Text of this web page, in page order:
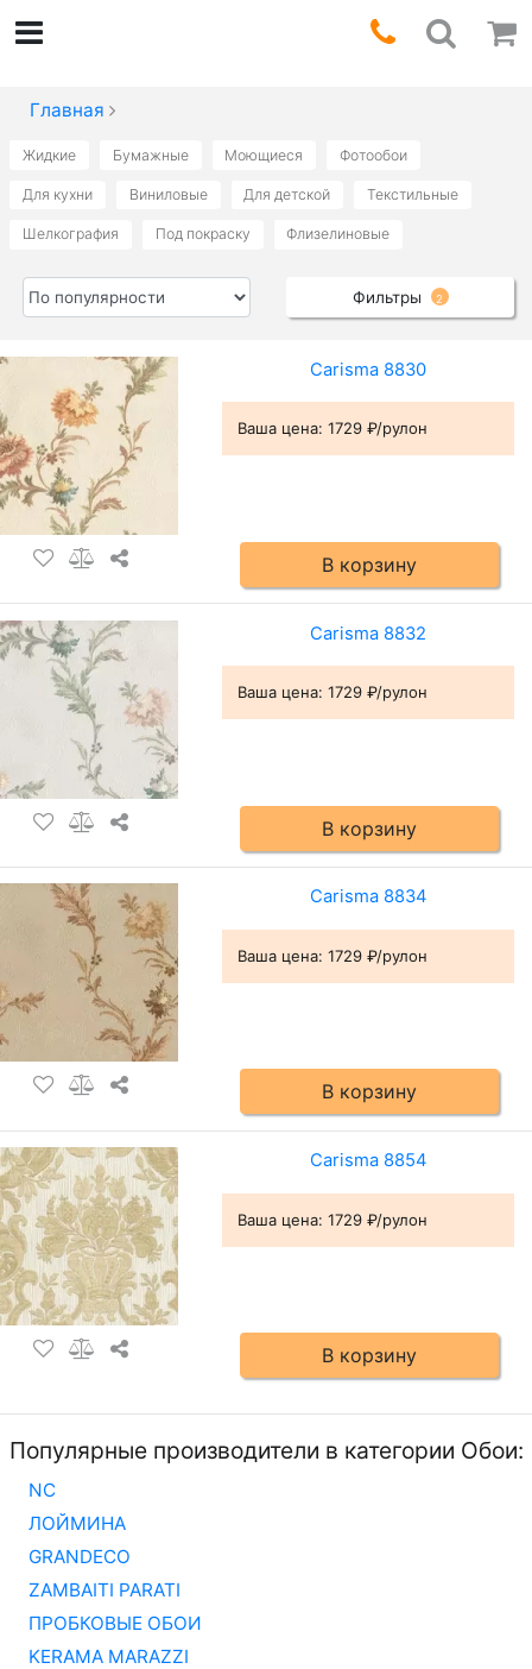
Главная
Жидкие Бумажные Моющиеся Фотообои
Для кухни Виниловые Для детской Текстильные
Шелкография Под покраску Флизелиновые
Фильтры 2
Carisma 8830
Ваша цена: 1729 ₽/рулон
В корзину
Carisma 8832
Ваша цена: 1729 ₽/рулон
В корзину
Carisma 8834
Ваша цена: 1729 ₽/рулон
В корзину
Carisma 8854
Ваша цена: 1729 ₽/рулон
В корзину
Популярные производители в категории Обои:
NC
ЛОЙМИНА
GRANDECO
ZAMBAITI PARATI
ПРОБКОВЫЕ ОБОИ
KERAMA MARAZZI